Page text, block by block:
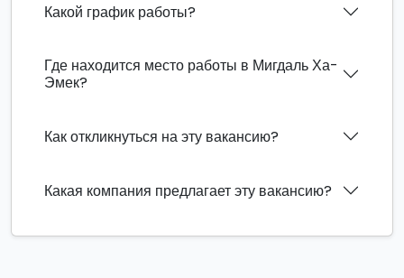
Какой график работы?
Где находится место работы в Мигдаль Ха-
Эмек?
Как откликнуться на эту вакансию?
Какая компания предлагает эту вакансию?